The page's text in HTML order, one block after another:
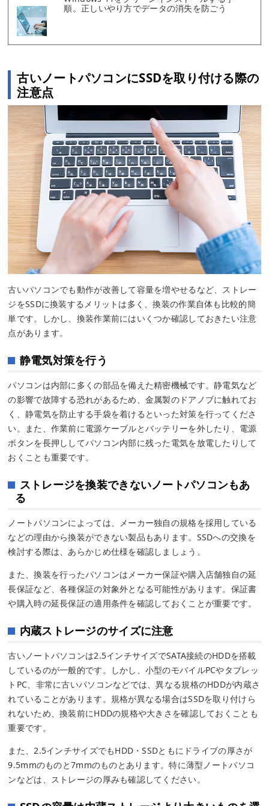
順。正しいやり方でデータの消失を防ごう
古いノートパソコンにSSDを取り付ける際の
注意点
古いパソコンでも動作が改善して容量を増やせるなど、ストレー
ジをSSDに換装するメリットは多く、換装の作業自体も比較的簡
単です。しかし、換装作業前にはいくつか確認しておきたい注意
点があります。
静電気対策を行う
パソコンは内部に多くの部品を備えた精密機械です。静電気など
の影響で故障する恐れがあるため、金属製のドアノブに触れてお
く、静電気を防止する手袋を着けるといった対策を行ってくださ
い。また、作業前に電源ケーブルとバッテリーを外したり、電源
ボタンを長押ししてパソコン内部に残った電気を放電したりして
おくことも重要です。
ストレージを換装できないノートパソコンもあ
る
ノートパソコンによっては、メーカー独自の規格を採用している
などの理由から換装ができない製品もあります。SSDへの交換を
検討する際は、あらかじめ仕様を確認しましょう。
また、換装を行ったパソコンはメーカー保証や購入店舗独自の延
長保証など、各種保証の対象外となる可能性があります。保証書
や購入時の延長保証の適用条件を確認しておくことが重要です。
内蔵ストレージのサイズに注意
古いノートパソコンは2.5インチサイズでSATA接続のHDDを搭載
しているのが一般的です。しかし、小型のモバイルPCやタブレッ
トPC、非常に古いパソコンなどでは、異なる規格のHDDが内蔵さ
れていることがあります。規格が異なる場合はSSDを取り付けら
れないため、換装前にHDDの規格や大きさを確認しておくことも
重要です。
また、2.5インチサイズでもHDD・SSDともにドライブの厚さが
9.5mmのものと7mmのものとあります。特に薄型ノートパソコ
ンなどは、ストレージの厚みも確認してください。